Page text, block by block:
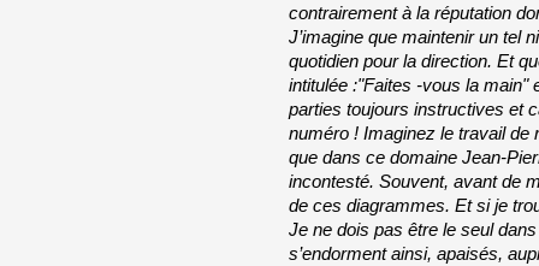
contrairement à la réputation
J’imagine que maintenir un tel
quotidien pour la direction. Et
intitulée :"Faites -vous la main"
parties toujours instructives et
numéro ! Imaginez le travail
que dans ce domaine Jean-
incontesté. Souvent, avant de
de ces diagrammes. Et si je
Je ne dois pas être le seul
s’endorment ainsi, apaisés,